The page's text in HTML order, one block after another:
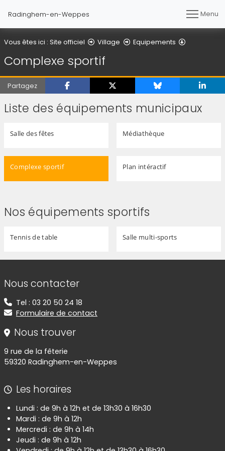
Radinghem-en-Weppes Menu
Vous êtes ici : Site officiel Village Equipements
Complexe sportif
Partagez
Liste des équipements municipaux
Salle des fêtes Médiathèque
Complexe sportif Plan intéractif
Nos équipements sportifs
Tennis de table Salle multi-sports
Informations de contact
Nous contacter
Tel : 03 20 50 24 18
Formulaire de contact
Nous trouver
9 rue de la fêterie
59320 Radinghem-en-Weppes
Les horaires
Lundi : de 9h à 12h et de 13h30 à 16h30
Mardi : de 9h à 12h
Mercredi : de 9h à 14h
Jeudi : de 9h à 12h